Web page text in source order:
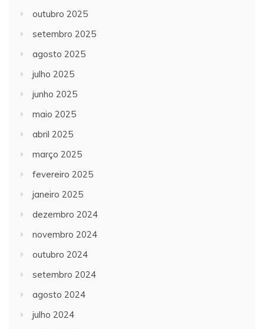
outubro 2025
setembro 2025
agosto 2025
julho 2025
junho 2025
maio 2025
abril 2025
março 2025
fevereiro 2025
janeiro 2025
dezembro 2024
novembro 2024
outubro 2024
setembro 2024
agosto 2024
julho 2024